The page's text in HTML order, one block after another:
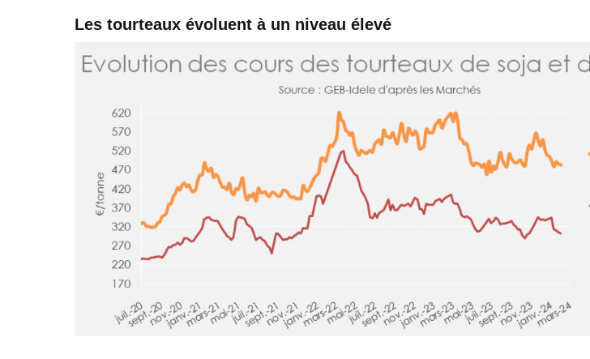
Les tourteaux évoluent à un niveau élevé